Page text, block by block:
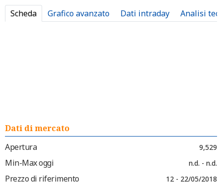
Scheda Grafico avanzato Dati intraday Analisi
Dati di mercato
Apertura
9,529
Min-Max oggi n.d. - n.d.
Prezzo di riferimento 12 - 22/05/2018